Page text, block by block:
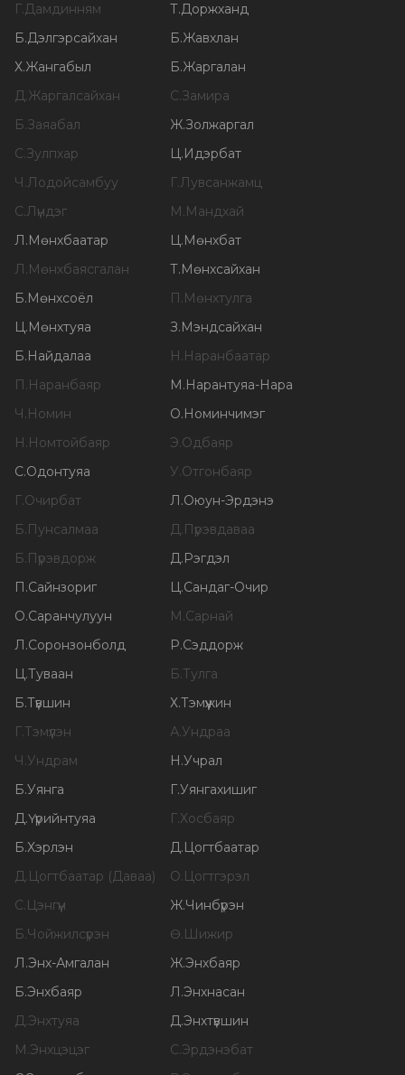
Г.Дамдинням Т.Доржханд
Б.Дэлгэрсайхан Б.Жавхлан
Х.Жангабыл Б.Жаргалан
Д.Жаргалсайхан С.Замира
Б.Заяабал Ж.Золжаргал
С.Зулпхар Ц. Идэрбат
Ч .Лодойсамбуу Г.Лувсанжамц
С.Лүндэг М . Мандхай
Л . Мөнхбаатар Ц. Мөнхбат
Л . Мөнхбаясгалан Т. Мөнхсайхан
Б. Мөнхсоёл П . Мөнхтулга
Ц. Мөнхтуяа З. Мэндсайхан
Б. Найдалаа Н . Наранбаатар
П . Наранбаяр М . Нарантуяа-Нара
Ч . Номин О. Номинчимэг
Н . Номтойбаяр Э.Одбаяр
С.Одонтуяа У.Отгонбаяр
Г.Очирбат Л .Оюун-Эрдэнэ
Б. Пунсалмаа Д. Пүрэвдаваа
Б. Пүрэвдорж Д. Рэгдэл
П .Сайнзориг Ц.Сандаг-Очир
О.Саранчулуун М .Сарнай
Л .Соронзонболд Р.Сэддорж
Ц.Туваан Б.Тулга
Б.Түвшин Х.Тэмүүжин
Г.Тэмүүлэн А.Ундраа
Ч .Ундрам Н .Учрал
Б.Уянга Г.Уянгахишиг
Д.Үүрийнтуяа Г.Хосбаяр
Б.Хэрлэн Д. Цогтбаатар
Д. Цогтбаатар (Даваа) О. Цогтгэрэл
С. Цэнгүүн Ж.Чинбүрэн
Б.Чойжилсүрэн Ө. Шижир
Л .Энх-Амгалан Ж.Энхбаяр
Б.Энхбаяр Л .Энхнасан
Д.Энхтуяа Д.Энхтүвшин
М .Энхцэцэг С.Эрдэнэбат